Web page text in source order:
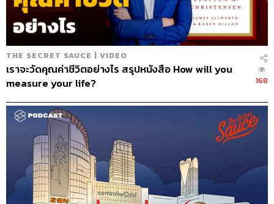
THE SECRET SAUCE | VIDEO
เราจะวัดคุณค่าชีวิตอย่างไร สรุปหนังสือ How will you
measure your life?
168